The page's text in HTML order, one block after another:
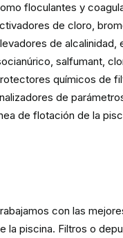
floculantes y
de cloro,
de alcalinidad,
salfumant,
químicos de
de
de flotación de la
con las
la piscina. Filtros o